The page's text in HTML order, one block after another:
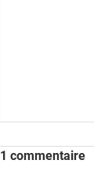
1 commentaire